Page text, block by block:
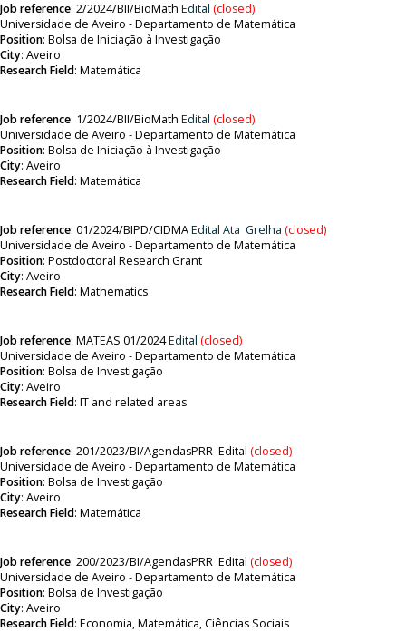
Job reference: 2/2024/BII/BioMath Edital (closed)
Universidade de Aveiro - Departamento de Matemática
Position: Bolsa de Iniciação à Investigação
City: Aveiro
Research Field: Matemática
Job reference: 1/2024/BII/BioMath Edital (closed)
Universidade de Aveiro - Departamento de Matemática
Position: Bolsa de Iniciação à Investigação
City: Aveiro
Research Field: Matemática
Job reference: 01/2024/BIPD/CIDMAEdital Ata Grelha (closed)
Universidade de Aveiro - Departamento de Matemática
Position: Postdoctoral Research Grant
City: Aveiro
Research Field: Mathematics
Job reference: MATEAS 01/2024Edital (closed)
Universidade de Aveiro - Departamento de Matemática
Position: Bolsa de Investigação
City: Aveiro
Research Field: IT and related areas
Job reference: 201/2023/BI/AgendasPRR Edital (closed)
Universidade de Aveiro - Departamento de Matemática
Position: Bolsa de Investigação
City: Aveiro
Research Field: Matemática
Job reference: 200/2023/BI/AgendasPRR Edital (closed)
Universidade de Aveiro - Departamento de Matemática
Position: Bolsa de Investigação
City: Aveiro
Research Field: Economia, Matemática, Ciências Sociais